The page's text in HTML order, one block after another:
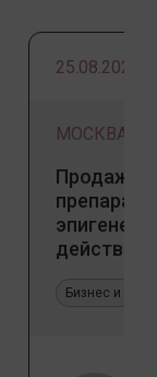
25.08.2026
МОСКВА
Продажа
действия
Бизнес и